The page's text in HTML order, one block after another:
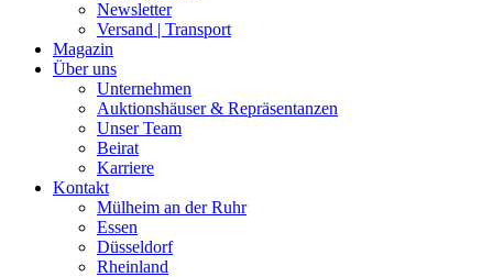
Newsletter
Versand | Transport
Magazin
Über uns
Unternehmen
Auktionshäuser & Repräsentanzen
Unser Team
Beirat
Karriere
Kontakt
Mülheim an der Ruhr
Essen
Düsseldorf
Rheinland